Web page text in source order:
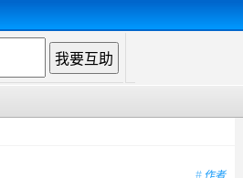
作者